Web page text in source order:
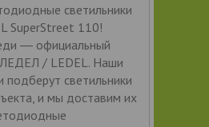
светильники
SuperStreet 110!
― официальный
/ LEDEL. Наши
светильники
и мы доставим их